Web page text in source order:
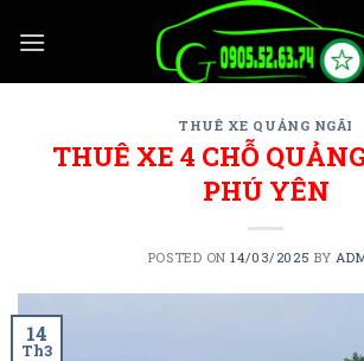
THUÊ XE QUẢNG NGÃI
THUÊ XE 4 CHỖ
PHÚ YÊN
POSTED ON14/03/2025 BY
14
Th3